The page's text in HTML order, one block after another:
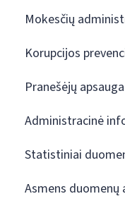
Mokesčių
Korupcijos
Pranešėjų
Administracinė
Statistiniai
Asmens duomenų